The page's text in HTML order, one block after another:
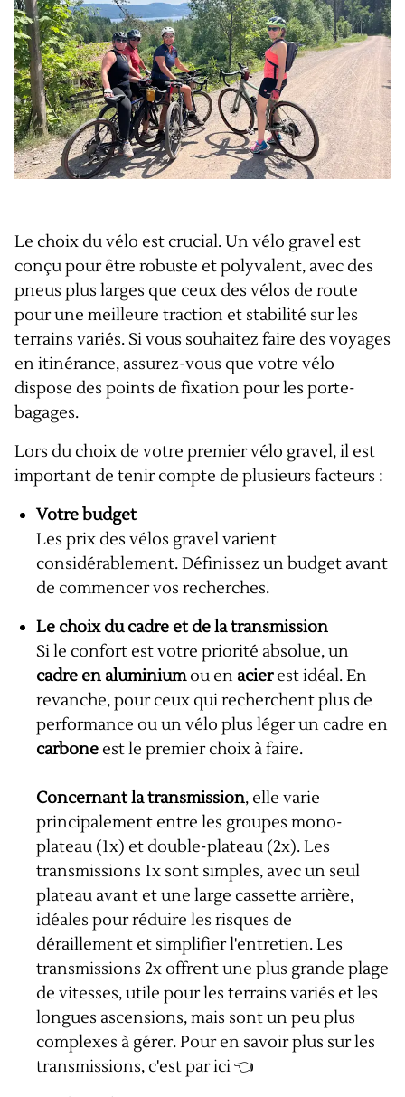
Le choix du vélo est crucial. Un vélo gravel est
conçu pour être robuste et polyvalent, avec des
pneus plus larges que ceux des vélos de route
pour une meilleure traction et stabilité sur les
terrains variés. Si vous souhaitez faire des voyages
en itinérance, assurez-vous que votre vélo
dispose des points de fixation pour les porte-
bagages.
Lors du choix de votre premier vélo gravel, il est
important de tenir compte de plusieurs facteurs :
Votre budget
Les prix des vélos gravel varient
considérablement. Définissez un budget avant
de commencer vos recherches.
Le choix du cadre et de la transmission
Si le confort est votre priorité absolue, un
cadre en aluminiumou en acierest idéal. En
revanche, pour ceux qui recherchent plus de
performance ou un vélo plus léger un cadre en
carbone est le premier choix à faire.
Concernant la transmission, elle varie
principalement entre les groupes mono-
plateau (1x) et double-plateau (2x). Les
transmissions 1x sont simples, avec un seul
plateau avant et une large cassette arrière,
idéales pour réduire les risques de
déraillement et simplifier l'entretien. Les
transmissions 2x offrent une plus grande plage
de vitesses, utile pour les terrains variés et les
longues ascensions, mais sont un peu plus
complexes à gérer. Pour en savoir plus sur les
transmissions, c'est par ici👈